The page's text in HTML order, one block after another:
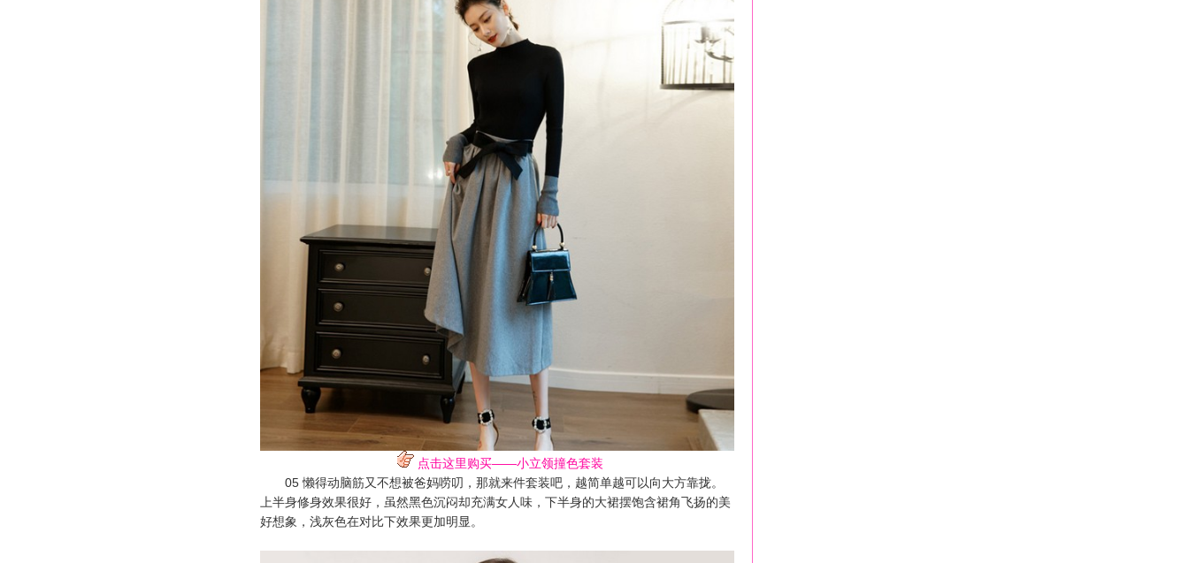
点击这里购买——小立领撞色套装
05 懒得动脑筋又不想被爸妈唠叨，那就来件套装吧，越简单越可以向大方靠拢。
上半身修身效果很好，虽然黑色沉闷却充满女人味，下半身的大裙摆饱含裙角飞扬的美
好想象，浅灰色在对比下效果更加明显。